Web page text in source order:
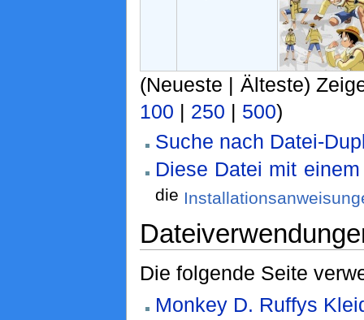
(Neueste | Älteste)
100 | 250 | 500)
Suche nach Datei-
Diese Datei mit
die
Die folgende Seite
Monkey D. Ruffys